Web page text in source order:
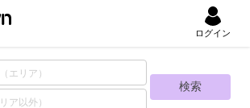
ログイン